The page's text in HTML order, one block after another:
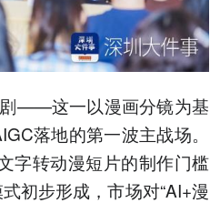
剧——这一以漫画分镜为基
落地的第一波主战场。
字转动漫短片的制作门槛
初步形成，市场对“AI+漫